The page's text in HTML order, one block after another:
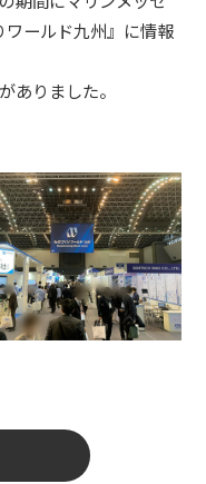
ールド九州』に情報
ありました。